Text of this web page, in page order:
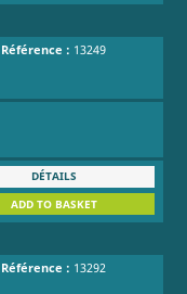
Référence : 13249
DÉTAILS
ADD TO BASKET
Référence : 13292